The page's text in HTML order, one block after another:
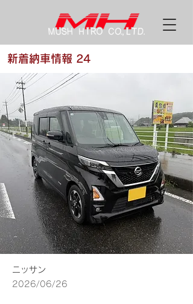
新着納車情報 24
ニッサン
2026/06/26